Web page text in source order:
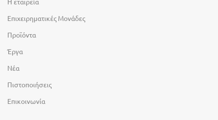
Επιχειρηματικές Μονάδες
Προϊόντα
Έργα
Νέα
Πιστοποιήσεις
Επικοινωνία